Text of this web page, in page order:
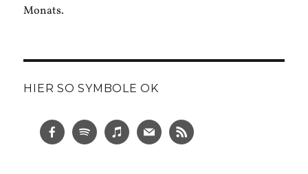
Monats.
HIER SO SYMBOLE OK